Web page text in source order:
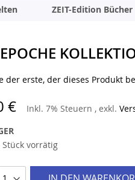
ZEIT-Edition Bücher
der erste, der dieses Produkt
€ Inkl. 7% Steuern , exkl.
Stück vorrätig